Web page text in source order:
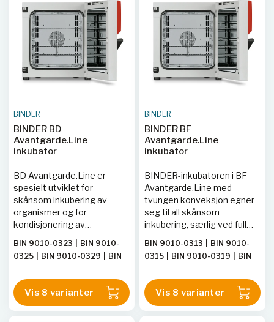
BINDER
BINDER BD
Avantgarde.Line
inkubator
BD Avantgarde.Line er
spesielt utviklet for
skånsom inkubering av
organismer og for
kondisjonering av
Det nye skapdesignet og
den homogene
sikrer best mulige
resultater.
BIN 9010-0323
BIN 9010-
0325
BIN 9010-0329
BIN
BIN 9010-0330|BIN 9010-
0326| BIN 9010-0332
Vis 8 varianter
BINDER
BINDER BF
Avantgarde.Line
inkubator
BINDER-inkubatoren i BF
Avantgarde.Line med
tvungen konveksjon egner
seg til all skånsom
inkubering, særlig ved full
Inkubatoren er svært
homogen og har korte
BIN 9010-0313
BIN 9010-
0315
BIN 9010-0319
BIN
BIN 9010-0316|BIN 9010-
0322| BIN 9010-0314
Vis 8 varianter